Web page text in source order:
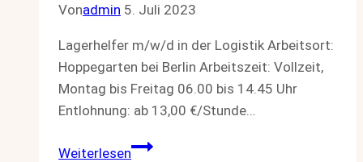
Vonadmin 5. Juli 2023
Lagerhelfer m/w/d in der Logistik Arbeitsort:
Hoppegarten bei Berlin Arbeitszeit: Vollzeit,
Montag bis Freitag 06.00 bis 14.45 Uhr
Entlohnung: ab 13,00 €/Stunde…
WeiterlesenLagerhelfer